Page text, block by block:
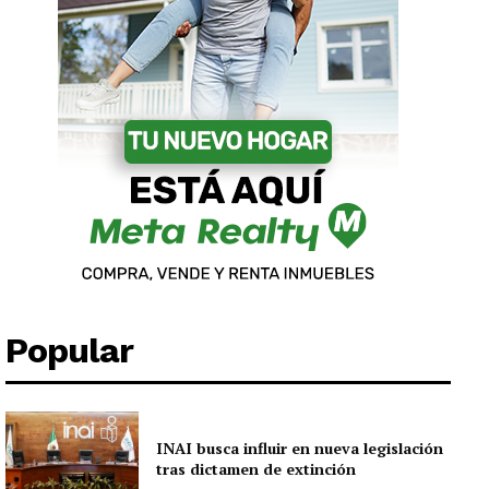
Popular
INAI busca influir en nueva legislación
tras dictamen de extinción